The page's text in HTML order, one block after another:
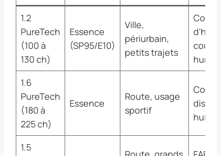
1.2
PureTech
(100 à
130 ch)
Essence
(SP95/E10)
Ville,
périurbain,
petits trajets
1.6
PureTech
(180 à
225 ch)
Essence
Route, usage
sportif
huile
1.5